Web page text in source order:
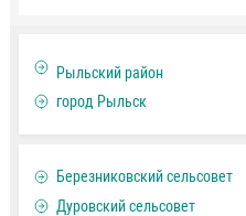
Рыльский район
город Рыльск
Березниковский сельсовет
Дуровский сельсовет